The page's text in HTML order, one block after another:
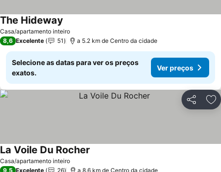
Casa/apartamento inteiro
The Hideway
8,6 Excelente 51 a 5.2 km de Centro da cidade
Selecione as datas para ver os preços
exatos.
Ver preços
Partilhar
Casa/apartamento inteiro
La Voile Du Rocher
9,5 Excelente 26 a 8.6 km de Centro da cidade